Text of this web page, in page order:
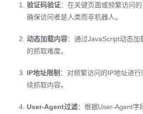
验证码验证：在关键页面或频繁访问
确保访问者是人类而非机器人。
动态加载内容：通过JavaScript动态加
的抓取难度。
IP地址限制 ：对频繁访问的IP地址进
续抓取内容。
User-Agent过滤：根据User-Agent字